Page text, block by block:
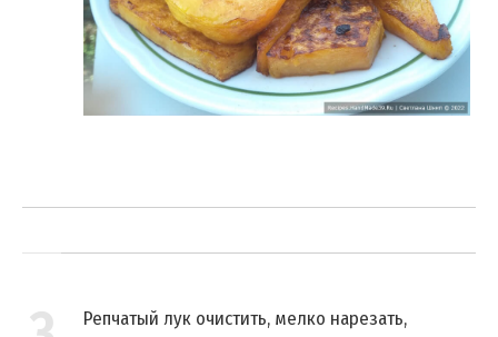
Репчатый лук очистить, мелко нарезать,